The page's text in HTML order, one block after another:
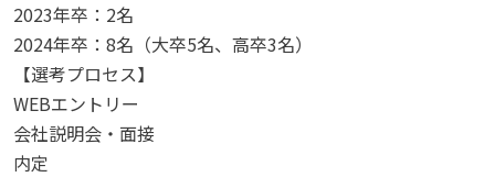
2023年卒：2名
2024年卒：8名（大卒5名、高卒3名）
【選考プロセス】
WEBエントリー
会社説明会・面接
内定